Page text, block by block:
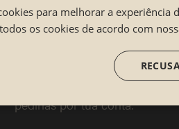
não te atreves a deixar que o
Descobres novos sabores.
pedirias por tua conta.
para melhorar a
os cookies de acordo com